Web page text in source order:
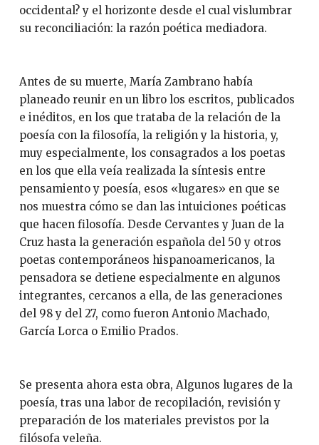
occidental? y el horizonte desde el cual vislumbrar
su reconciliación: la razón poética mediadora.
Antes de su muerte, María Zambrano había
planeado reunir en un libro los escritos, publicados
e inéditos, en los que trataba de la relación de la
poesía con la filosofía, la religión y la historia, y,
muy especialmente, los consagrados a los poetas
en los que ella veía realizada la síntesis entre
pensamiento y poesía, esos «lugares» en que se
nos muestra cómo se dan las intuiciones poéticas
que hacen filosofía. Desde Cervantes y Juan de la
Cruz hasta la generación española del 50 y otros
poetas contemporáneos hispanoamericanos, la
pensadora se detiene especialmente en algunos
integrantes, cercanos a ella, de las generaciones
del 98 y del 27, como fueron Antonio Machado,
García Lorca o Emilio Prados.
Se presenta ahora esta obra, Algunos lugares de la
poesía, tras una labor de recopilación, revisión y
preparación de los materiales previstos por la
filósofa veleña.